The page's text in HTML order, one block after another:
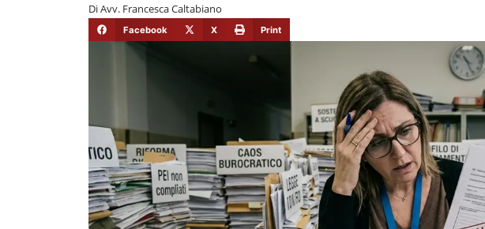
DiAvv. Francesca Caltabiano
Facebook X Print